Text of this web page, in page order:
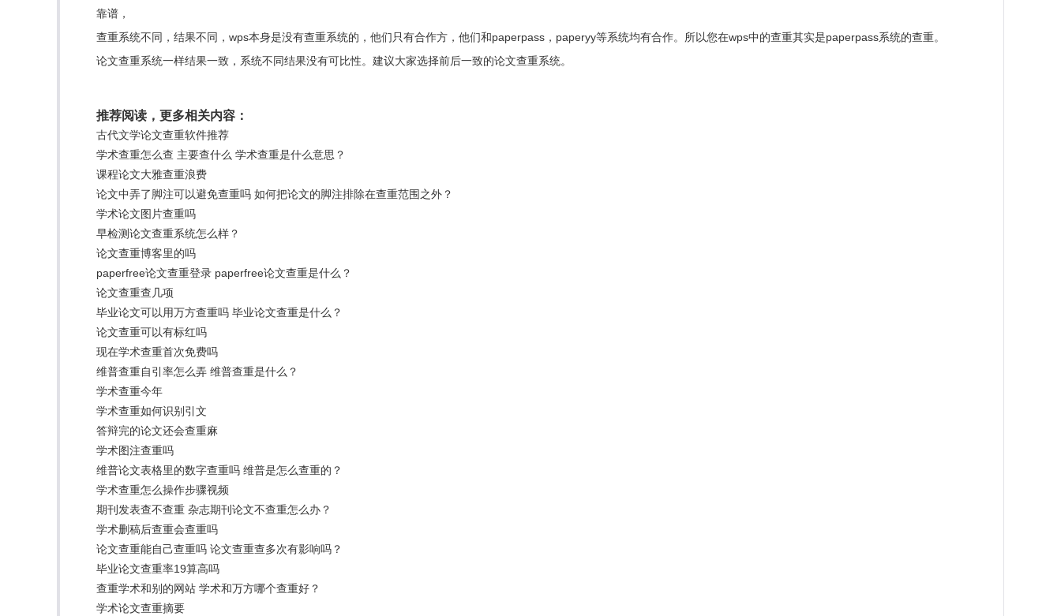
靠谱，
查重系统不同，结果不同，wps本身是没有查重系统的，他们只有合作方，他们和paperpass，paperyy等系统均有合作。所以您在wps中的查重其实是paperpass系统的查重。
论文查重系统一样结果一致，系统不同结果没有可比性。建议大家选择前后一致的论文查重系统。
推荐阅读，更多相关内容：
古代文学论文查重软件推荐
学术查重怎么查 主要查什么 学术查重是什么意思？
课程论文大雅查重浪费
论文中弄了脚注可以避免查重吗 如何把论文的脚注排除在查重范围之外？
学术论文图片查重吗
早检测论文查重系统怎么样？
论文查重博客里的吗
paperfree论文查重登录 paperfree论文查重是什么？
论文查重查几项
毕业论文可以用万方查重吗 毕业论文查重是什么？
论文查重可以有标红吗
现在学术查重首次免费吗
维普查重自引率怎么弄 维普查重是什么？
学术查重今年
学术查重如何识别引文
答辩完的论文还会查重麻
学术图注查重吗
维普论文表格里的数字查重吗 维普是怎么查重的？
学术查重怎么操作步骤视频
期刊发表查不查重 杂志期刊论文不查重怎么办？
学术删稿后查重会查重吗
论文查重能自己查重吗 论文查重查多次有影响吗？
毕业论文查重率19算高吗
查重学术和别的网站 学术和万方哪个查重好？
学术论文查重摘要